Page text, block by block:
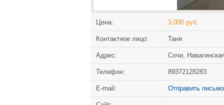
Цена: 3,000 руб.
Контактное лицо: Таня
Адрес: Сочи,
Телефон: 89372128283
Е-mail: Отправить письмо